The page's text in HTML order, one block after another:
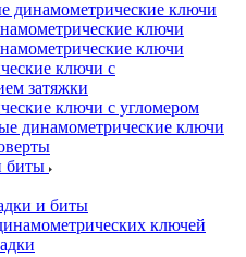
динамометрические ключи
ключи
ключи
ключи с
затяжки
ключи с угломером
динамометрические ключи
биты
и биты
ключей